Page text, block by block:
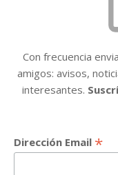
Con frecuencia
amigos: avisos,
interesantes.
Dirección Email *